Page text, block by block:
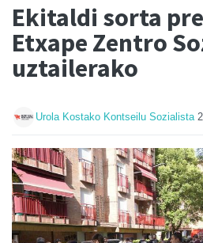
Ekitaldi sorta
Etxape Zentro
uztailerako
Urola Kostako Kontseilu Sozialista